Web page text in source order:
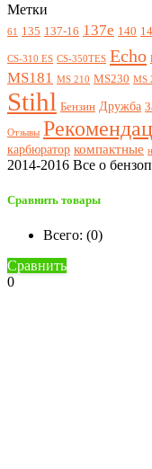
Метки
61 135 137-16 137e 140
CS-310 ES CS-350TES Echo
MS181 MS 210 MS230 MS
Stihl Бензин Дружба
Отзывы
карбюратор компактные
2014-2016 Все о
Сравнить товары
Всего: (0)
Сравнить
0